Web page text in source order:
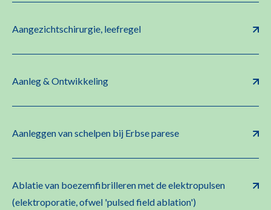
Aangezichtschirurgie, leefregel
Aanleg & Ontwikkeling
Aanleggen van schelpen bij Erbse parese
Ablatie van boezemfibrilleren met de elektropulsen
(elektroporatie, ofwel 'pulsed field ablation')